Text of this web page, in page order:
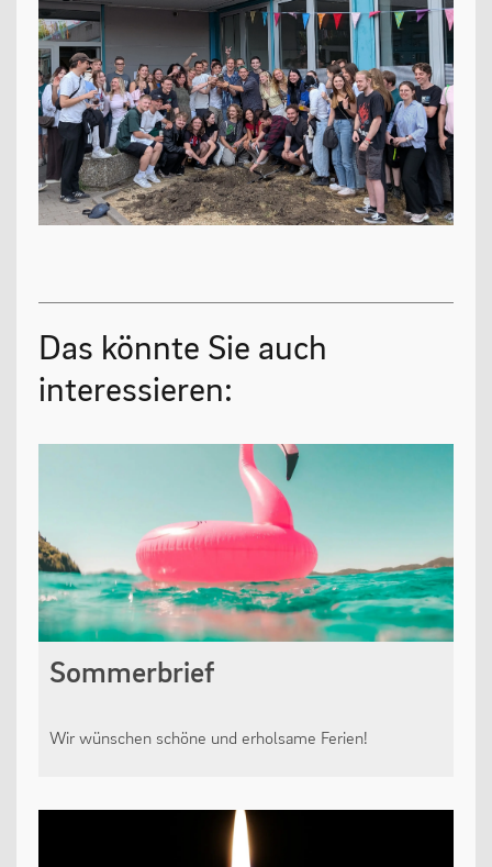
Das könnte Sie auch
interessieren:
Sommerbrief
Wir wünschen schöne und erholsame Ferien!